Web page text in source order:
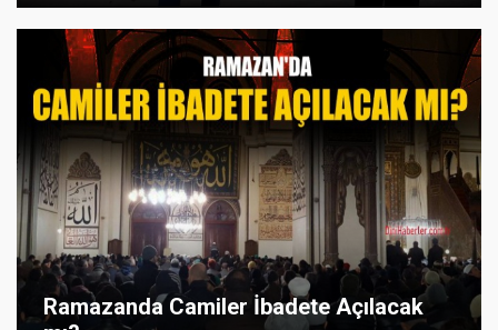
Ramazanda Camiler İbadete Açılacak